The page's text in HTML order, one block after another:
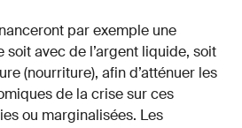
par exemple une
avec de l’argent liquide, soit
(nourriture), afin d’atténuer les
de la crise sur ces
ou marginalisées. Les